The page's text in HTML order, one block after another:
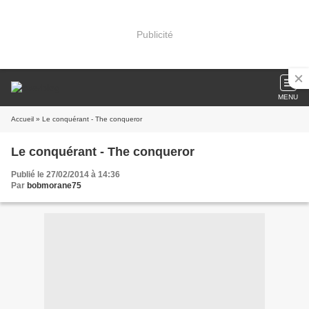
Publicité
MENU
Accueil » Le conquérant - The conqueror
Le conquérant - The conqueror
Publié le 27/02/2014 à 14:36
Par bobmorane75